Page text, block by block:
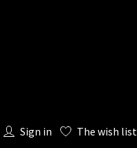
Sign in The wish list